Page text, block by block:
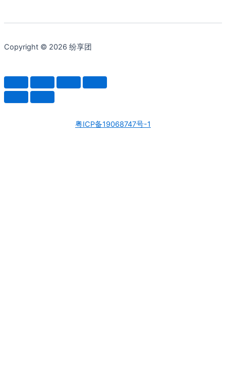
Copyright © 2026 纷享团
粤ICP备19068747号-1